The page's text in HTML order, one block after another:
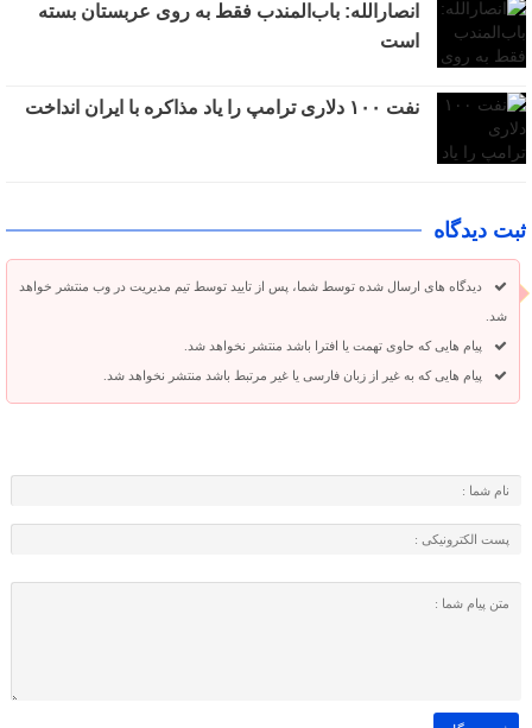
انصارالله: باب‌المندب فقط به روی عربستان بسته
است
نفت ۱۰۰ دلاری ترامپ را یاد مذاکره با ایران انداخت
ثبت دیدگاه
دیدگاه های ارسال شده توسط شما، پس از تایید توسط تیم مدیریت در وب منتشر خواهد
شد.
پیام هایی که حاوی تهمت یا افترا باشد منتشر نخواهد شد.
پیام هایی که به غیر از زبان فارسی یا غیر مرتبط باشد منتشر نخواهد شد.